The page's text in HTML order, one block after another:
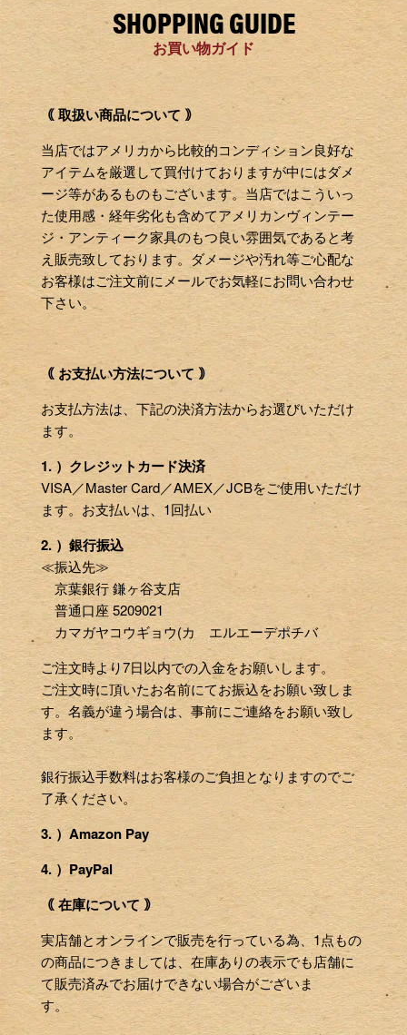
SHOPPING GUIDE
お買い物ガイド
｟ 取扱い商品について ｠
当店ではアメリカから比較的コンディション良好な
アイテムを厳選して買付けておりますが中にはダメ
ージ等があるものもございます。当店ではこういっ
た使用感・経年劣化も含めてアメリカンヴィンテー
ジ・アンティーク家具のもつ良い雰囲気であると考
え販売致しております。ダメージや汚れ等ご心配な
お客様はご注文前にメールでお気軽にお問い合わせ
下さい。
｟ お支払い方法について ｠
お支払方法は、下記の決済方法からお選びいただけ
ます。
1. ）クレジットカード決済
VISA／Master Card／AMEX／JCBをご使用いただけ
ます。お支払いは、1回払い
2. ）銀行振込
≪振込先≫
京葉銀行 鎌ヶ谷支店
普通口座 5209021
カマガヤコウギョウ(カ エルエーデポチバ
ご注文時より7日以内での入金をお願いします。
ご注文時に頂いたお名前にてお振込をお願い致しま
す。名義が違う場合は、事前にご連絡をお願い致し
ます。
銀行振込手数料はお客様のご負担となりますのでご
了承ください。
3. ）Amazon Pay
4. ）PayPal
｟ 在庫について ｠
実店舗とオンラインで販売を行っている為、1点もの
の商品につきましては、在庫ありの表示でも店舗に
て販売済みでお届けできない場合がございま
す。